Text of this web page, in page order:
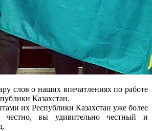
слов о наших впечатлениях по работе
Казахстан.
их Республики Казахстан уже более
вы удивительно честный и